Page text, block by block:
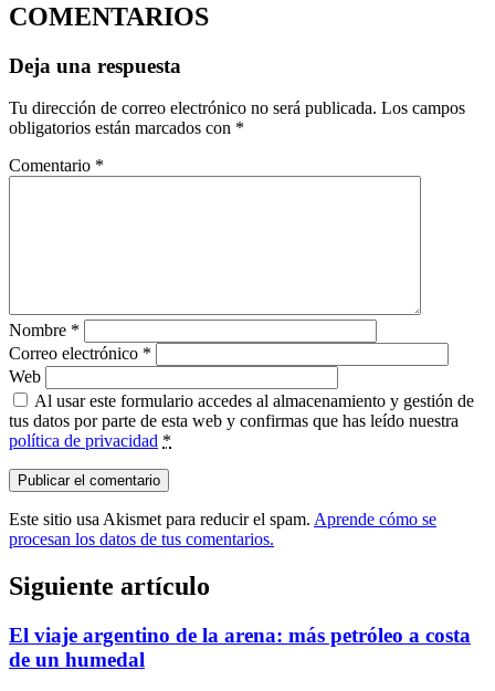
COMENTARIOS
Deja una respuesta
Tu dirección de correo electrónico no será publicada. Los campos
obligatorios están marcados con *
Comentario *
Nombre *
Correo electrónico *
Web
Al usar este formulario accedes al almacenamiento y gestión de
tus datos por parte de esta web y confirmas que has leído nuestra
política de privacidad *
Este sitio usa Akismet para reducir el spam. Aprende cómo se
procesan los datos de tus comentarios.
Siguiente artículo
El viaje argentino de la arena: más petróleo a costa
de un humedal